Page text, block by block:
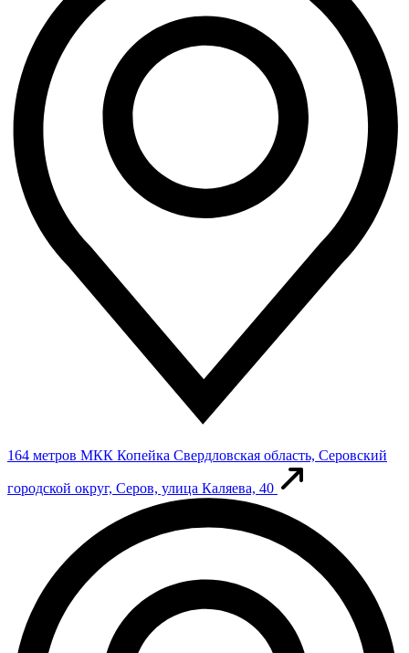
164 метров МКК Копейка Свердловская область, Серовский
городской округ, Серов, улица Каляева, 40